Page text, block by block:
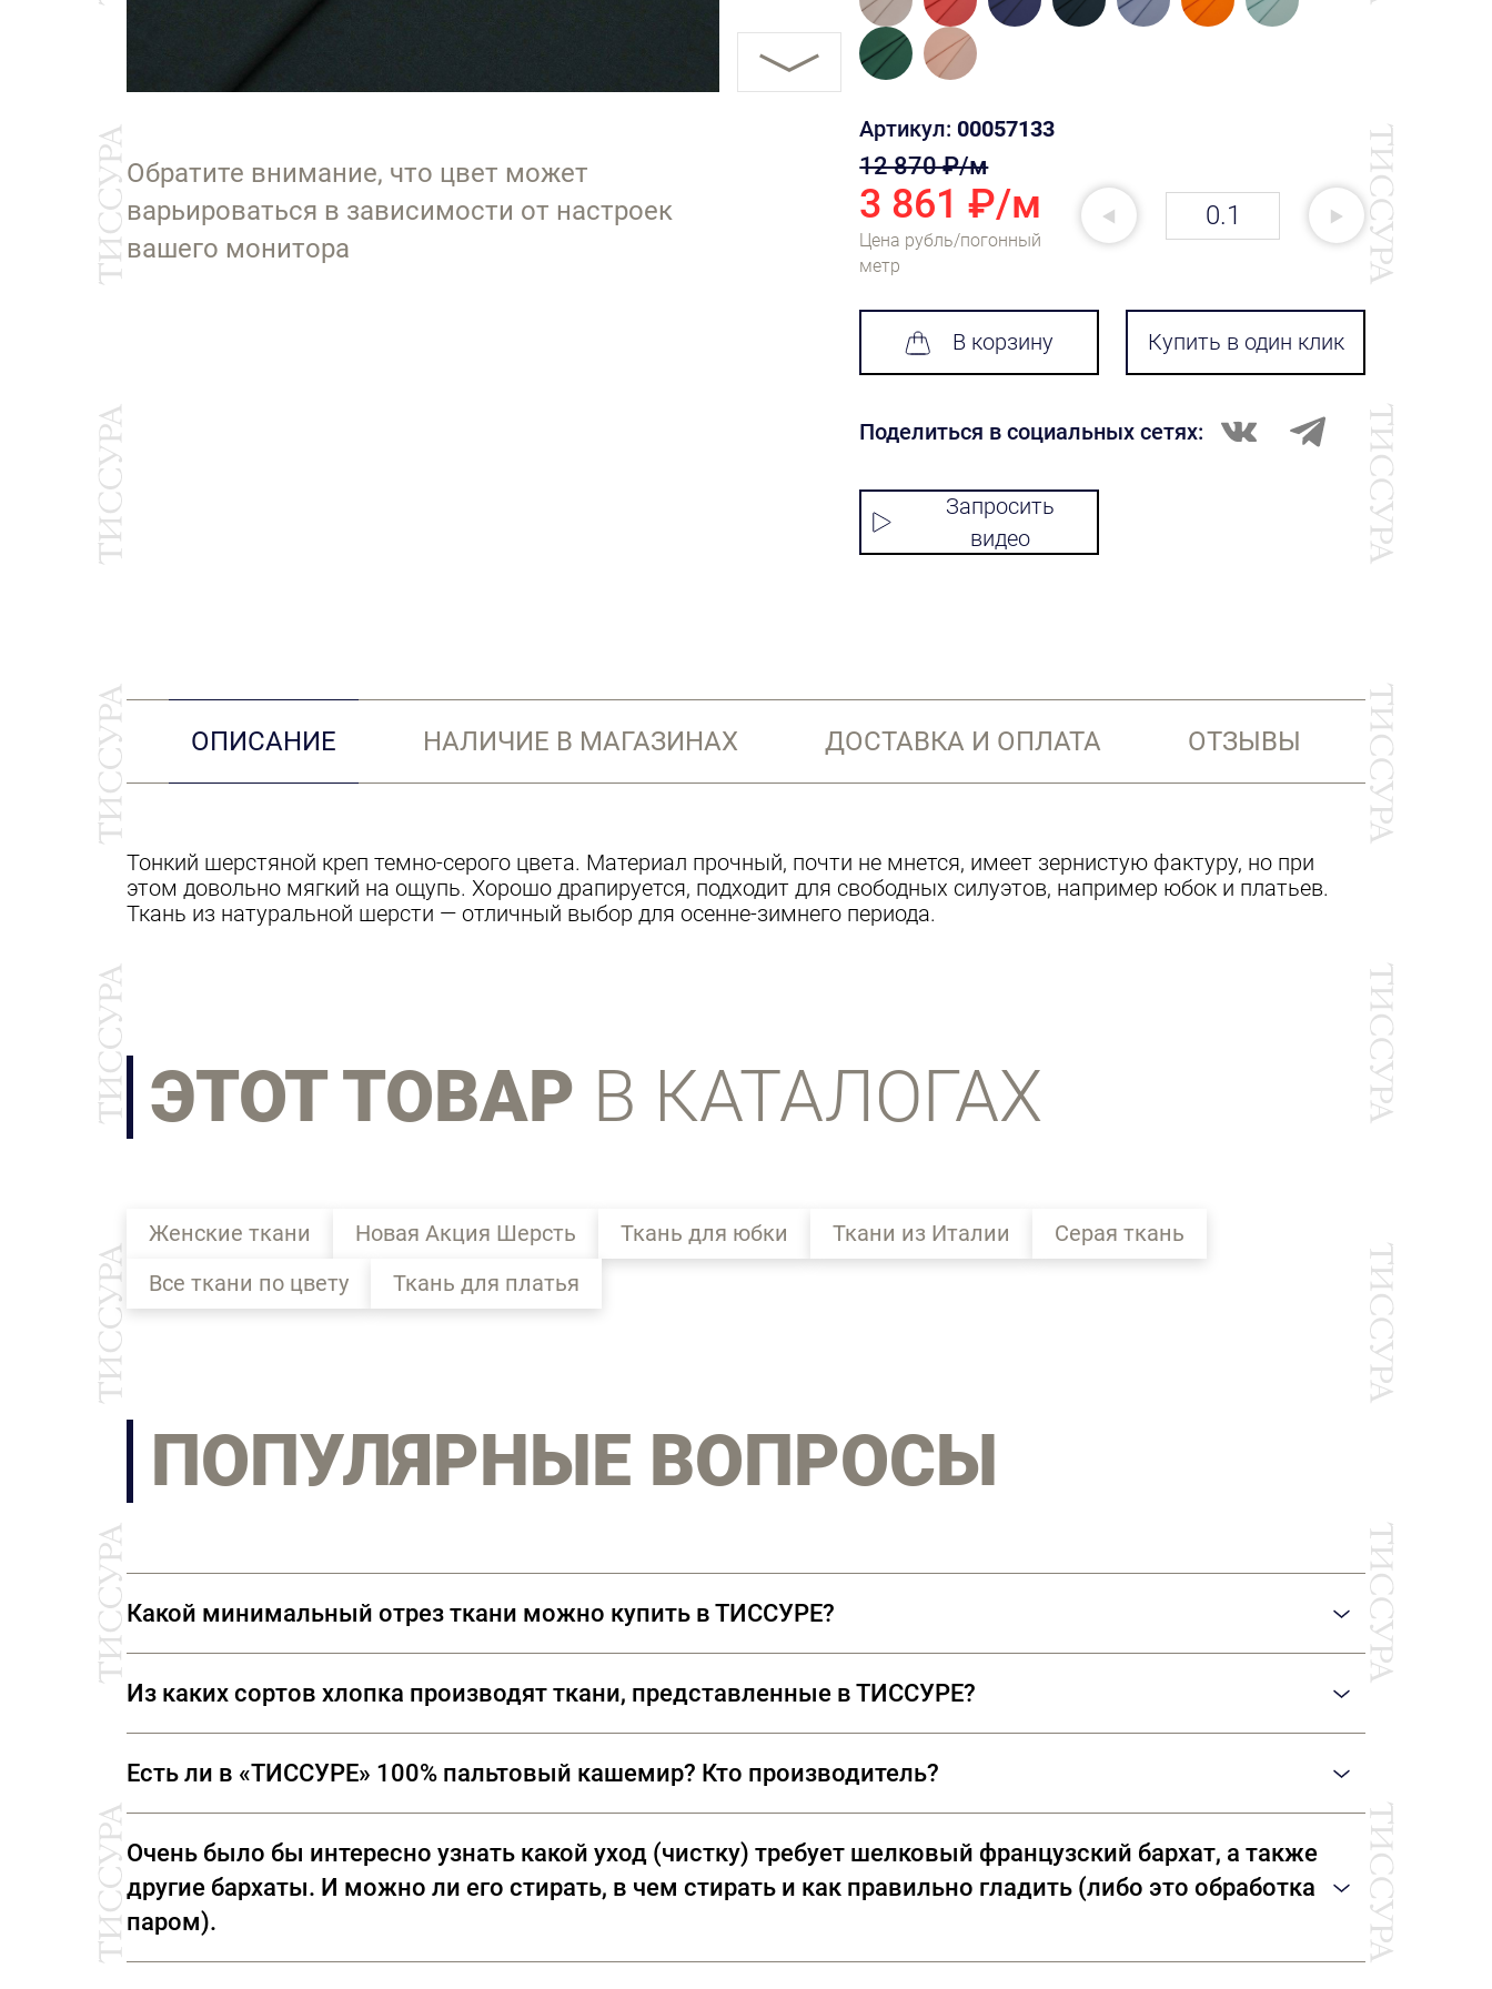
Обратите внимание, что цвет может
варьироваться в зависимости от настроек
вашего монитора
Артикул: 00057133
12 870 ₽/м
3 861 ₽/м
Цена рубль/погонный
метр
В корзину Купить в один клик
Поделиться в социальных сетях:
Запросить
видео
ОПИСАНИЕ НАЛИЧИЕ В МАГАЗИНАХ ДОСТАВКА И ОПЛАТА ОТЗЫВЫ
Тонкий шерстяной креп темно-серого цвета. Материал прочный, почти не мнется, имеет зернистую фактуру, но при
этом довольно мягкий на ощупь. Хорошо драпируется, подходит для свободных силуэтов, например юбок и платьев.
Ткань из натуральной шерсти — отличный выбор для осенне-зимнего периода.
ЭТОТ ТОВАР В КАТАЛОГАХ
Женские ткани Новая Акция Шерсть Ткань для юбки Ткани из Италии
Серая ткань
Все ткани по цвету
Ткань для платья
ПОПУЛЯРНЫЕ ВОПРОСЫ
Какой минимальный отрез ткани можно купить в ТИССУРЕ?
Из каких сортов хлопка производят ткани, представленные в ТИССУРЕ?
Есть ли в «ТИССУРЕ» 100% пальтовый кашемир? Кто производитель?
(Италия) Luigi Colombo (Италия) Holland & Sherry (Великобритания)
Очень было бы интересно узнать какой уход (чистку) требует шелковый французский бархат, а также
другие бархаты. И можно ли его стирать, в чем стирать и как правильно гладить (либо это обработка
паром).